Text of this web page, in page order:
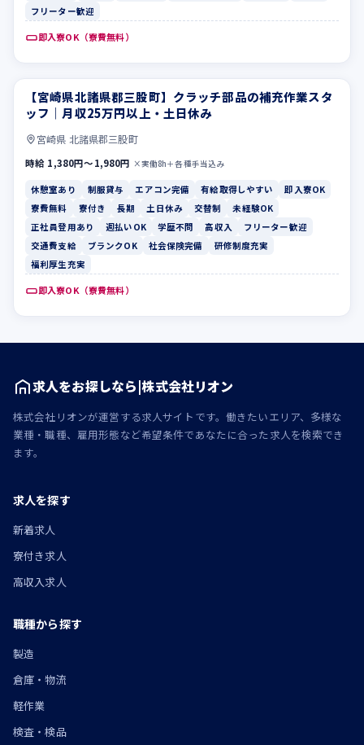
フリーター歓迎
即入寮OK（寮費無料）
休憩室あり 制服貸与
【宮崎県北諸県郡三股町】クラッチ部品の補充作業スタ
ッフ｜月収25万円以上・土日休み
宮崎県 北諸県郡三股町
時給 1,380円〜1,980円 ×実働8h＋各種手当込み
休憩室あり 制服貸与 エアコン完備 有給取得しやすい
即入寮OK
寮費無料
寮付き 長期 土日休み 交替制
未経験OK
正社員登用あり
週払いOK 学歴不問 高収入
フリーター歓迎
交通費支給
ブランクOK 社会保険完備
研修制度充実
福利厚生充実
即入寮OK（寮費無料）
求人をお探しなら|株式会社リオン
株式会社リオンが運営する求人サイトです。働きたいエリア、多様な
業種・職種、雇用形態など希望条件であなたに合った求人を検索でき
ます。
求人を探す
新着求人
寮付き求人
高収入求人
職種から探す
製造
倉庫・物流
軽作業
検査・検品